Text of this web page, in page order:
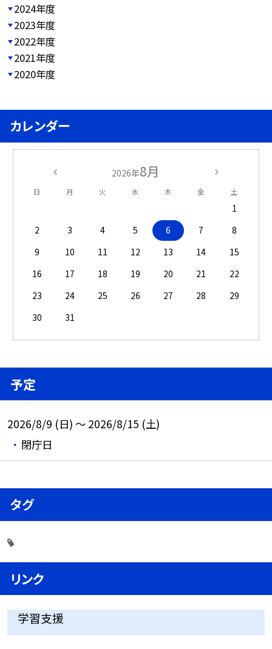
2024年度
2023年度
2022年度
2021年度
2020年度
カレンダー
2026年8月
日 月 火 水 木 金 土
1
2
3 4 5 6 7
8
9
10 11 12 13 14
15
16
17 18 19 20 21
22
23
24 25 26 27 28
29
30
31
予定
2026/8/9 (日) ～ 2026/8/15 (土)
閉庁日
タグ
リンク
学習支援